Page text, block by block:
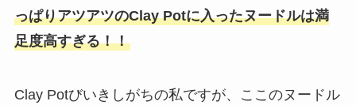
っぱりアツアツのClay Potに入ったヌードルは満
足度高すぎる！！
Clay Potびいきしがちの私ですが、ここのヌードル